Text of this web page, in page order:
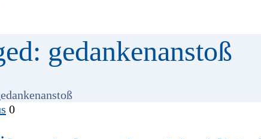
gedankenanstoß
0